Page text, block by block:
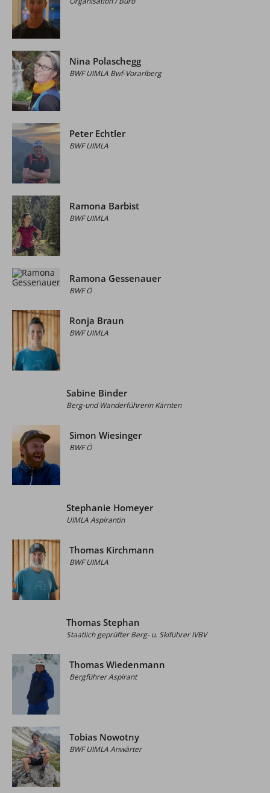
Nina Polaschegg
BWF UIMLA Bwf-Vorarlberg
Peter Echtler
BWF UIMLA
Ramona Barbist
BWF UIMLA
Ramona Gessenauer
BWF Ö
Ronja Braun
BWF UIMLA
Sabine Binder
Berg-und Wanderführerin Kärnten
Simon Wiesinger
BWF Ö
Stephanie Homeyer
UIMLA Aspirantin
Thomas Kirchmann
BWF UIMLA
Thomas Stephan
Staatlich geprüfter Berg- u. Skiführer IVBV
Thomas Wiedenmann
Bergführer Aspirant
Tobias Nowotny
BWF UIMLA Anwärter